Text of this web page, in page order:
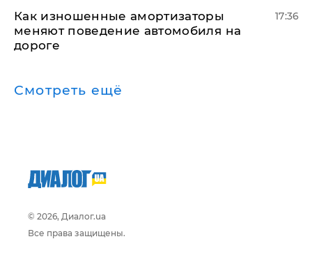
Как изношенные амортизаторы
меняют поведение автомобиля на
дороге
17:36
Смотреть ещё
© 2026, Диалог.ua
Все права защищены.